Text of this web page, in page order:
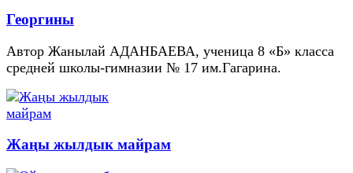
Георгины
Автор Жанылай АДАНБАЕВА, ученица 8 «Б» класса
средней школы-гимназии № 17 им.Гагарина.
Жаңы жылдык майрам